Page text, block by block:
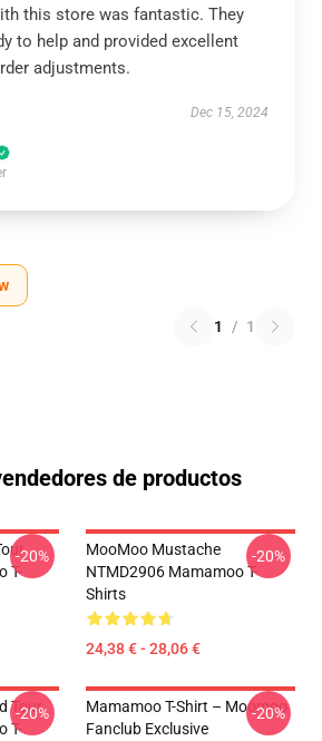
this store was fantastic. They
to help and provided excellent
adjustments.
Dec 15, 2024
1 / 1
de productos
T-
-20%
MooMoo Mustache
NTMD2906 Mamamoo T-
Shirts
24,38 € - 28,06 €
-20%
Tour
T-
-20%
Mamamoo T-Shirt – Moomoo
Fanclub Exclusive
-20%